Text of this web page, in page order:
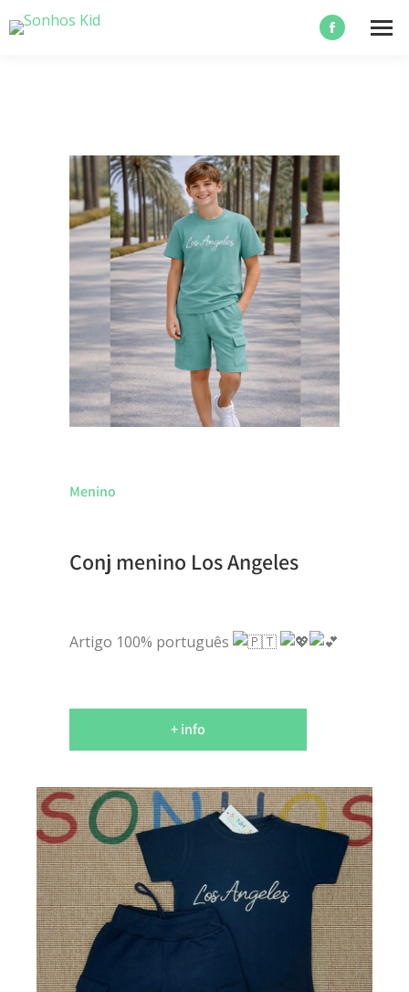
Menino
Conj menino Los Angeles
Artigo 100% português
+ info